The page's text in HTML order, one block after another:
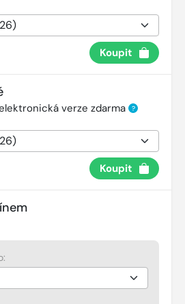
Koupit
verze zdarma ?
Koupit